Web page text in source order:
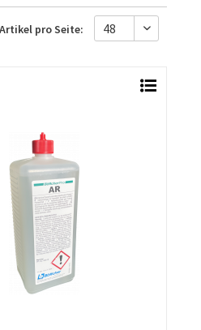
Artikel pro Seite: